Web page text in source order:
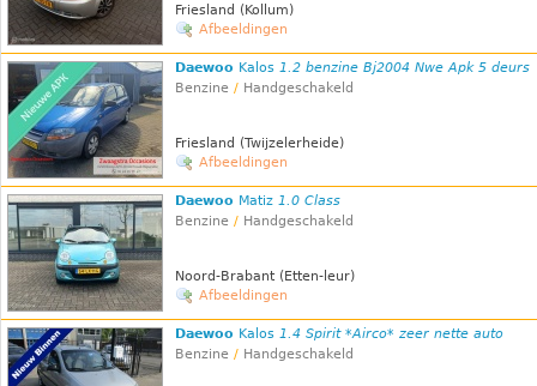
Friesland (Kollum)
Afbeeldingen
Daewoo Kalos 1.2 benzine Bj2004 Nwe Apk 5 deurs
Benzine / Handgeschakeld
Friesland (Twijzelerheide)
Afbeeldingen
Daewoo Matiz 1.0 Class
Benzine / Handgeschakeld
Noord-Brabant (Etten-leur)
Afbeeldingen
Daewoo Kalos 1.4 Spirit *Airco* zeer nette auto
Benzine / Handgeschakeld